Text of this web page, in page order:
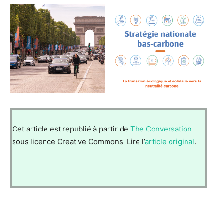
Cet article est republié à partir de The Conversation
sous licence Creative Commons. Lire l’article original.